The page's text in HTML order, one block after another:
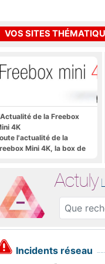
VOS SITES
de la Freebox
4K
l'actualité de la
Mini 4K, la box de
Actuly
Incidents réseau